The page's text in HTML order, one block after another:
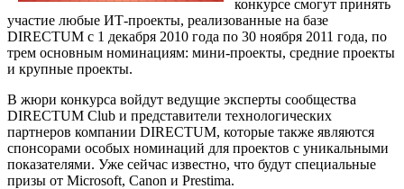
конкурсе смогут принять
участие любые ИТ-проекты, реализованные на базе
DIRECTUM с 1 декабря 2010 года по 30 ноября 2011 года, по
трем основным номинациям: мини-проекты, средние проекты
и крупные проекты.
В жюри конкурса войдут ведущие эксперты сообщества
DIRECTUM Club и представители технологических
партнеров компании DIRECTUM, которые также являются
спонсорами особых номинаций для проектов с уникальными
показателями. Уже сейчас известно, что будут специальные
призы от Microsoft, Canon и Prestima.